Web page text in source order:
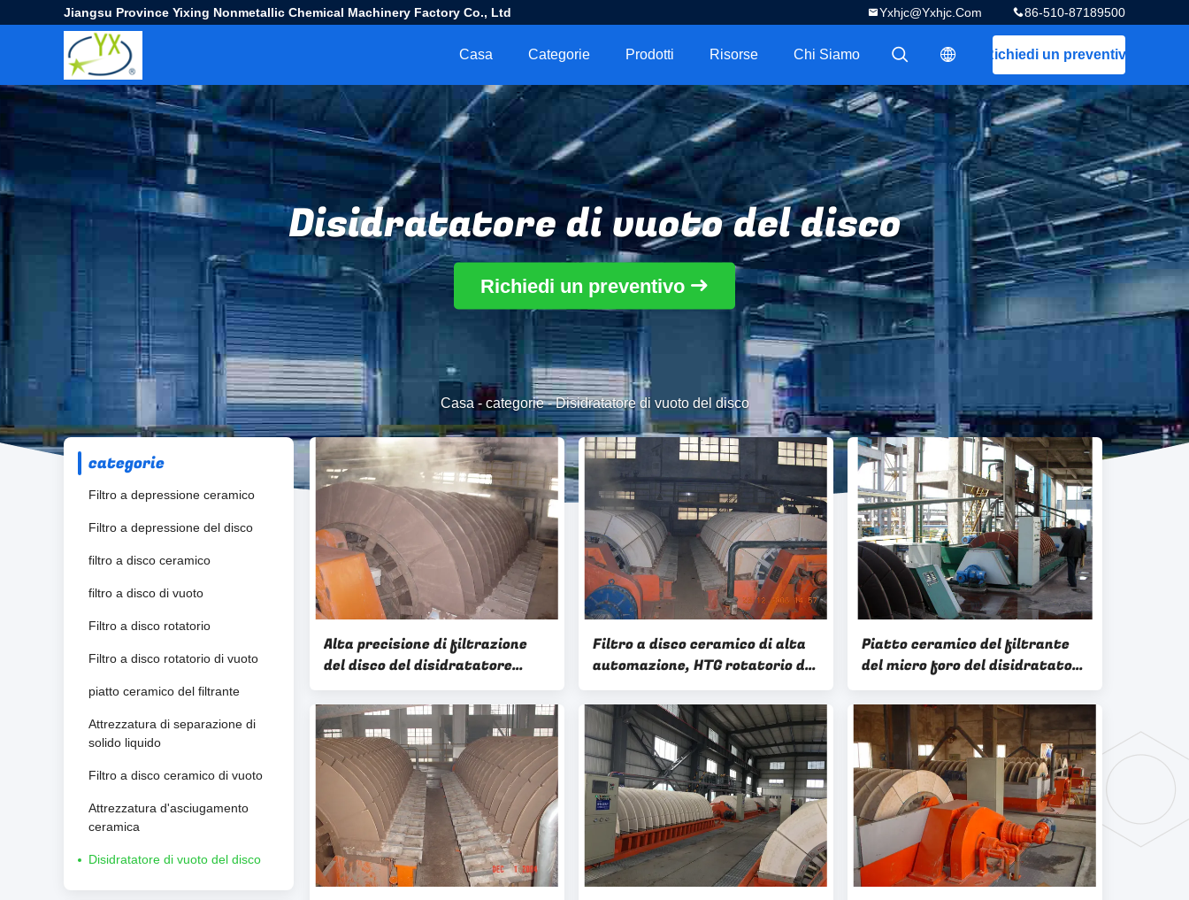
Jiangsu Province Yixing Nonmetallic Chemical Machinery Factory Co., Ltd 86-510-87189500
Yxhjc@yxhjc.com
Richiedi un preventivo
描述
描述
Casa Categorie Prodotti Risorse Chi Siamo
Disidratatore di vuoto del disco
Richiedi un preventivo
Casa - categorie-Disidratatore di vuoto del disco
categorie
Filtro a depressione ceramico
Filtro a depressione del disco
filtro a disco ceramico
filtro a disco di vuoto
Filtro a disco rotatorio
Filtro a disco rotatorio di vuoto
piatto ceramico del filtrante
Attrezzatura di separazione di
solido liquido
Filtro a disco ceramico di vuoto
Attrezzatura d'asciugamento
ceramica
Disidratatore di vuoto del disco
Alta precisione di filtrazione
del disco del disidratatore
ceramico di vuoto per
disidratazione dei fanghi
Filtro a disco ceramico di alta
automazione, HTG rotatorio del
filtro a dischi vuoto d'altezza
21 m2
Piatto ceramico del filtrante
del micro foro del disidratatore
di vuoto del disco di energia di
risparmio